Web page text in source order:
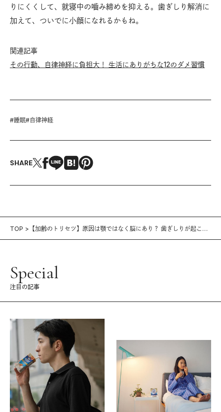
りにくくして、就寝中の嚙み締めを抑える。歯ぎしり解消に
加えて、ついでに小顔になれるかもね。
関連記事
その行動、自律神経に負担大！ 生活にありがちな12のダメ習慣
#睡眠#自律神経
SHARE
TOP
【加齢のトリセツ】原因は顎ではなく脳にあり？ 歯ぎしりが起こる
Special
注目の記事